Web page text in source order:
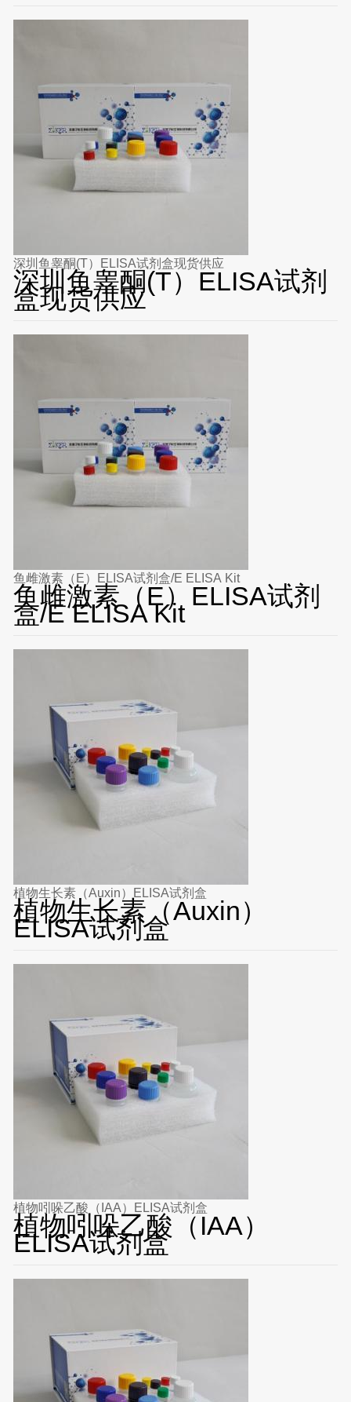
深圳鱼睾酮(T）ELISA试剂盒现货供应
深圳鱼睾酮(T）ELISA试剂
盒现货供应
鱼雌激素（E）ELISA试剂盒/E ELISA Kit
鱼雌激素（E）ELISA试剂
盒/E ELISA Kit
植物生长素（Auxin）ELISA试剂盒
植物生长素（Auxin）
ELISA试剂盒
植物吲哚乙酸（IAA）ELISA试剂盒
植物吲哚乙酸（IAA）
ELISA试剂盒